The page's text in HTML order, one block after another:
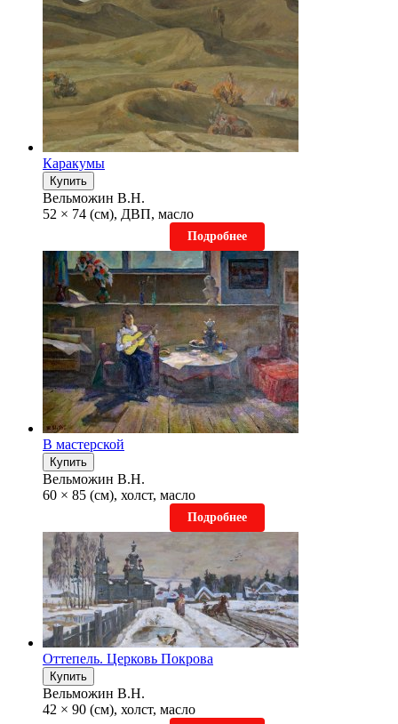
Каракумы
Купить
Вельможин В.Н.
52 × 74 (см), ДВП, масло
Подробнее
В мастерской
Купить
Вельможин В.Н.
60 × 85 (см), холст, масло
Подробнее
Оттепель. Церковь Покрова
Купить
Вельможин В.Н.
42 × 90 (см), холст, масло